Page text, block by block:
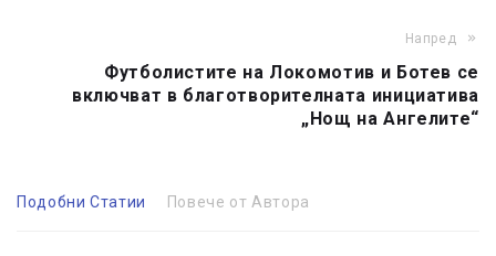
Напред
Футболистите на Локомотив и Ботев се
включват в благотворителната инициатива
„Нощ на Ангелите“
Подобни Статии Повече от Автора